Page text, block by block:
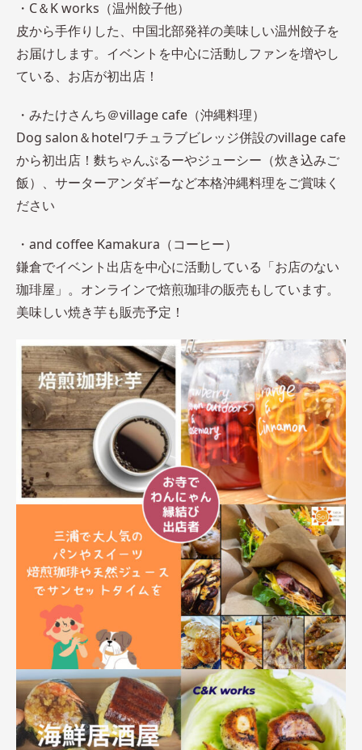
・C＆K works（温州餃子他）
皮から手作りした、中国北部発祥の美味しい温州餃子を
お届けします。イベントを中心に活動しファンを増やし
ている、お店が初出店！
・みたけさんち＠village cafe（沖縄料理）
Dog salon＆hotelワチュラブビレッジ併設のvillage cafe
から初出店！麩ちゃんぷるーやジューシー（炊き込みご
飯）、サーターアンダギーなど本格沖縄料理をご賞味く
ださい
・and coffee Kamakura（コーヒー）
鎌倉でイベント出店を中心に活動している「お店のない
珈琲屋」。オンラインで焙煎珈琲の販売もしています。
美味しい焼き芋も販売予定！